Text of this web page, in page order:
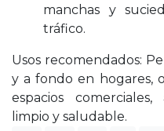
manchas y
tráfico.
Usos recomendados:
y a fondo en hogares,
espacios
limpio y saludable.